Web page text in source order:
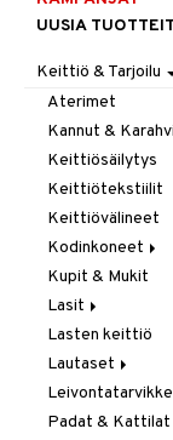
UUSIA
Keittiö & Tarjoilu
Aterimet
Kannut &
Keittiösäilytys
Keittiötekstiilit
Keittiövälineet
Kodinkoneet
Kahvi, Tee &
Leivänpaahtimet
Mixerit &
Sähkövatkaimet
Muut koneet
Vedenkeittimet
Kupit & Mukit
Lasit
Juoma- &
Juomalasit
Olutlasit
Shamppanjalasit
Lasten keittiö
Lautaset
Asetit
Ruokalautaset
Padat & Kattilat